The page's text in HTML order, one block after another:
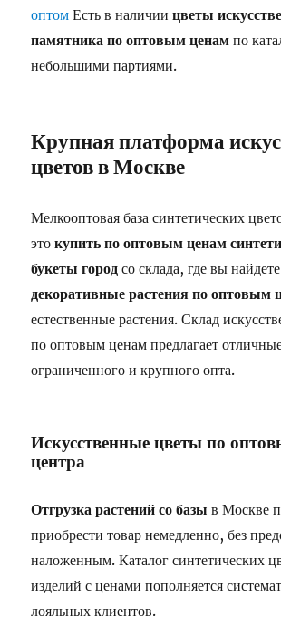
оптом Есть в наличиицветы
памятника по оптовым ценам по
небольшими партиями.
Крупная платформа
цветов в Москве
Мелкооптовая база синтетических
этокупить по оптовым ценам
букеты город со склада, где вы
декоративные растения по оптовым
естественные растения. Склад
по оптовым ценам предлагает
ограниченного и крупного опта.
Искусственные цветы по
центра
Отгрузка растений со базы в Москве
приобрести товар немедленно, без
наложенным. Каталог синтетических
изделий с ценами пополняется
лояльных клиентов.